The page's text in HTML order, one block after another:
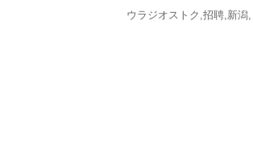
ウラジオストク 招聘 新潟